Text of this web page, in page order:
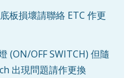
板損壞請聯絡 ETC 作更
(ON/OFF SWITCH) 但隨
出現問題請作更換